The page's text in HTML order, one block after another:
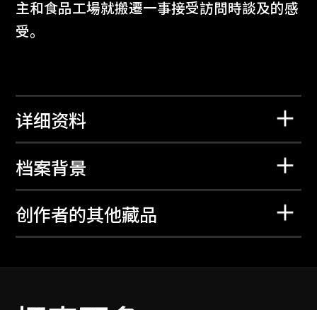
主和食品工場就搬遷一事接受訪問時談及的感
受。
详细资料
档案背景
创作者的其他藏品